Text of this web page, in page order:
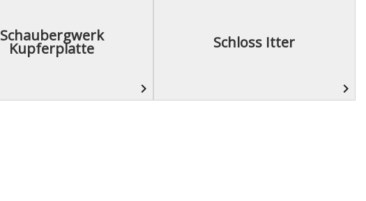
Schaubergwerk
Kupferplatte
navigate_next
Schloss Itter
navigate_next